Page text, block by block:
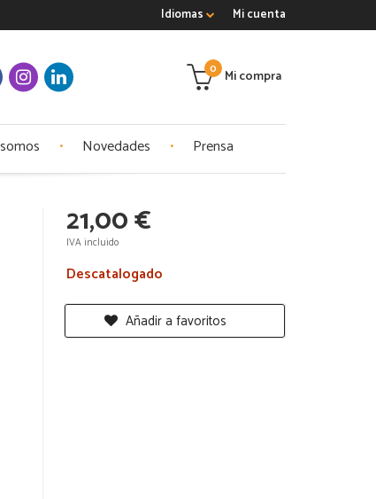
Mi cuenta
Idiomas
Mi compra
0
Novedades Prensa
21,00 €
IVA incluido
Descatalogado
Añadir a favoritos